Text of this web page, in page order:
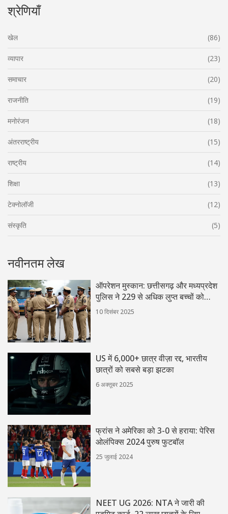
श्रेणियाँ
खेल (86)
व्यापार (23)
समाचार (20)
राजनीति (19)
मनोरंजन (18)
अंतरराष्ट्रीय (15)
राष्ट्रीय (14)
शिक्षा (13)
टेक्नोलॉजी (12)
संस्कृति (5)
नवीनतम लेख
ऑपरेशन मुस्कान: छत्तीसगढ़ और मध्यप्रदेश
पुलिस ने 229 से अधिक लुप्त बच्चों को
बचाया
10 दिसंबर 2025
US में 6,000+ छात्र वीज़ा रद्द, भारतीय
छात्रों को सबसे बड़ा झटका
6 अक्तूबर 2025
फ्रांस ने अमेरिका को 3-0 से हराया: पेरिस
ओलंपिक्स 2024 पुरुष फुटबॉल
25 जुलाई 2024
NEET UG 2026: NTA ने जारी की